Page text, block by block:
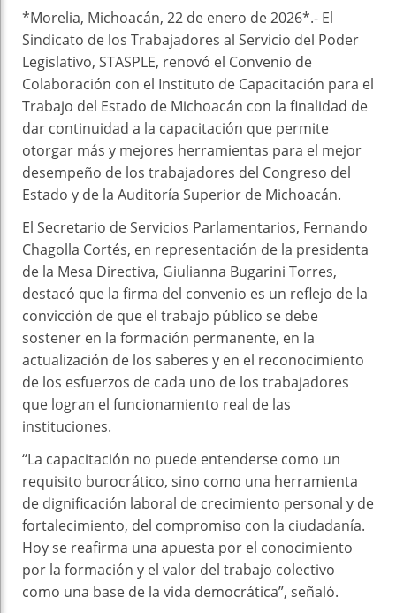
*Morelia, Michoacán, 22 de enero de 2026*.- El
Sindicato de los Trabajadores al Servicio del Poder
Legislativo, STASPLE, renovó el Convenio de
Colaboración con el Instituto de Capacitación para el
Trabajo del Estado de Michoacán con la finalidad de
dar continuidad a la capacitación que permite
otorgar más y mejores herramientas para el mejor
desempeño de los trabajadores del Congreso del
Estado y de la Auditoría Superior de Michoacán.
El Secretario de Servicios Parlamentarios, Fernando
Chagolla Cortés, en representación de la presidenta
de la Mesa Directiva, Giulianna Bugarini Torres,
destacó que la firma del convenio es un reflejo de la
convicción de que el trabajo público se debe
sostener en la formación permanente, en la
actualización de los saberes y en el reconocimiento
de los esfuerzos de cada uno de los trabajadores
que logran el funcionamiento real de las
instituciones.
“La capacitación no puede entenderse como un
requisito burocrático, sino como una herramienta
de dignificación laboral de crecimiento personal y de
fortalecimiento, del compromiso con la ciudadanía.
Hoy se reafirma una apuesta por el conocimiento
por la formación y el valor del trabajo colectivo
como una base de la vida democrática”, señaló.